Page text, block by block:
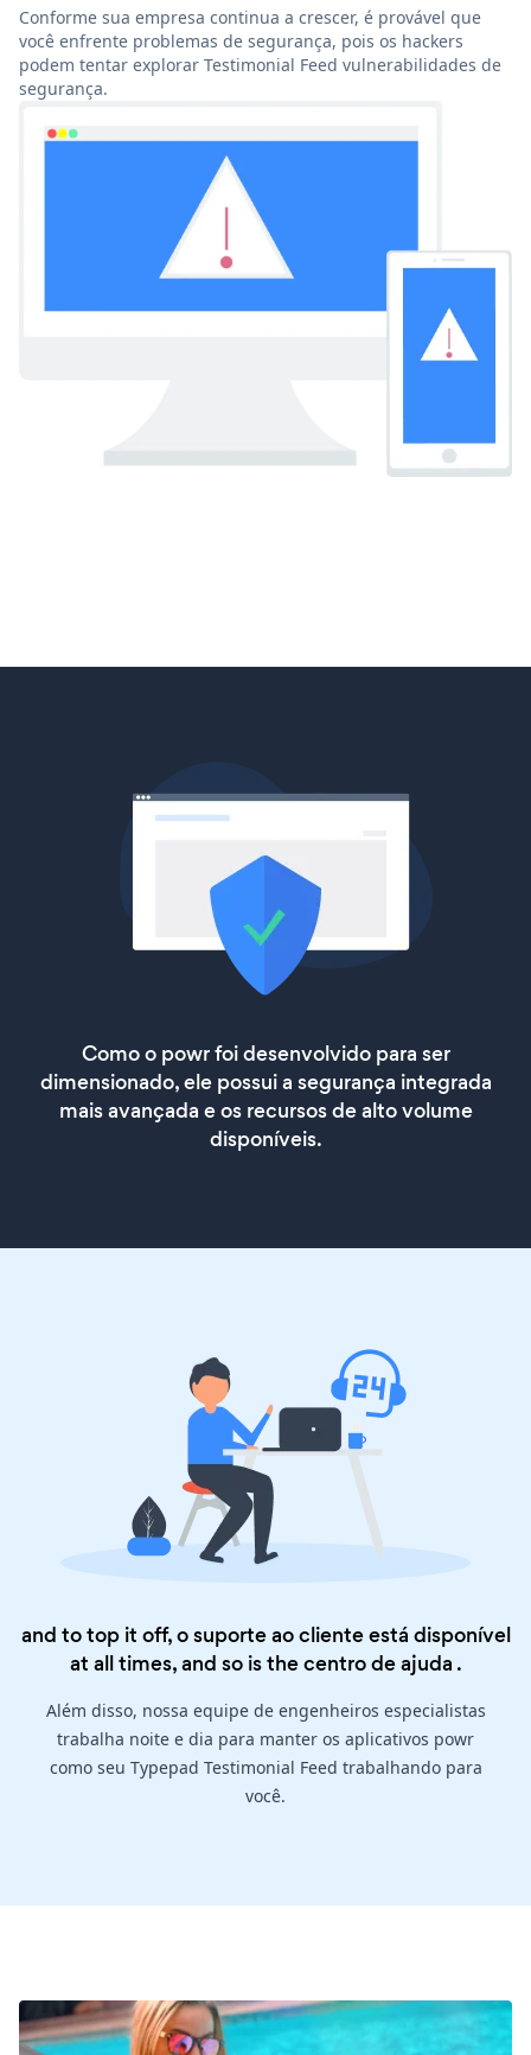
Conforme sua empresa continua a crescer, é provável que
você enfrente problemas de segurança, pois os hackers
podem tentar explorar Testimonial Feed vulnerabilidades de
segurança.
Como o powr foi desenvolvido para ser
dimensionado, ele possui a segurança integrada
mais avançada e os recursos de alto volume
disponíveis.
and to top it off, o suporte ao cliente está disponível
at all times, and so is thecentro de ajuda .
Além disso, nossa equipe de engenheiros especialistas
trabalha noite e dia para manter os aplicativos powr
como seu Typepad Testimonial Feed trabalhando para
você.